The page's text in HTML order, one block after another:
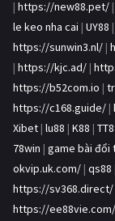
| https://new88.pet/ |
le keo nha cai | UY88 |
https://sunwin3.nl/ |
| https://kjc.ad/ |
https://b52com.io |
https://c168.guide/ |
Xibet | lu88 | K88 |
78win | game bài đổi
okvip.uk.com/ | qs88
https://sv368.direct/
https://ee88vie.com/